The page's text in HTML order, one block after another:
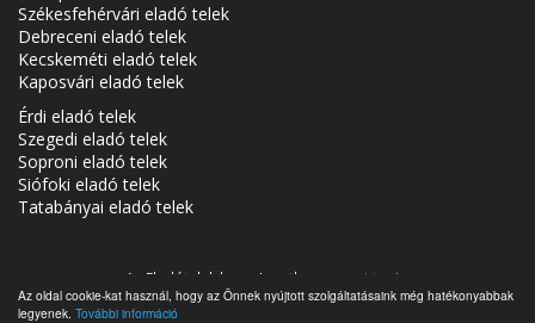
Az oldal cookie-kat használ, hogy az Önnek nyújtott szolgáltatásaink még hatékonyabbak
legyenek. További információ
Székesfehérvári eladó telek
Debreceni eladó telek
Kecskeméti eladó telek
Kaposvári eladó telek
Érdi eladó telek
Szegedi eladó telek
Soproni eladó telek
Siófoki eladó telek
Tatabányai eladó telek
Az Eladótelek.hu az Ingatlancsoport tagja.
Eladó telkek Magyarországon - Eladótelek.hu © 2026 Minden jog